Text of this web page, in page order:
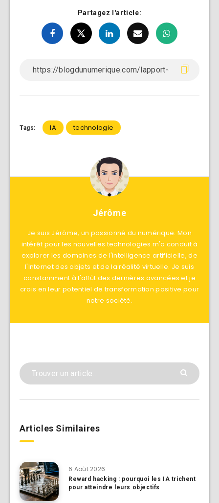
Partagez l'article:
Tags: IA technologie
Jérôme
Je suis Jérôme, un passionné du numérique. Mon
intérêt pour les nouvelles technologies m'a conduit à
explorer les domaines de l'intelligence artificielle, de
l'Internet des objets et de la réalité virtuelle. Je suis
constamment à l'affût des dernières avancées et je
crois en leur potentiel de transformation positive pour
notre société.
Articles Similaires
6 Août 2026
Reward hacking : pourquoi les IA trichent
pour atteindre leurs objectifs